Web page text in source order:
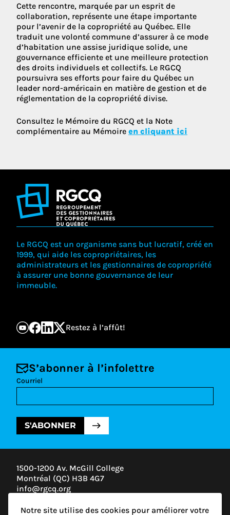
Cette rencontre, marquée par un esprit de
collaboration, représente une étape importante
pour l’avenir de la copropriété au Québec. Elle
traduit une volonté commune d’assurer à ce mode
d’habitation une assise juridique solide, une
gouvernance efficiente et une meilleure protection
des droits individuels et collectifs. Le RGCQ
poursuivra ses efforts pour faire du Québec un
leader nord-américain en matière de gestion et de
réglementation de la copropriété divise.
Consultez le Mémoire du RGCQ et la Note
complémentaire au Mémoire en cliquant ici
Notre site utilise des cookies pour améliorer votre
Le RGCQ est un organisme sans but lucratif, créé en
1999, qui aide les copropriétaires, les
administrateurs et les gestionnaires de copropriété
à assurer une bonne gouvernance de leur
immeuble.
Restez à l’affût!
S’abonner à l’infolettre
Courriel
S'ABONNER
1500-1200 Av. McGill College
Montréal (QC) H3B 4G7
info@rgcq.org